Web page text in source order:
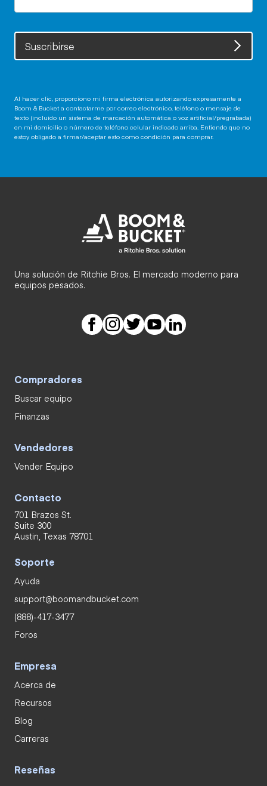
Suscribirse
Al hacer clic, proporciono mi firma electrónica autorizando expresamente a
Boom & Bucket a contactarme por correo electrónico, teléfono o mensaje de
texto (incluido un sistema de marcación automática o voz artificial/pregrabada)
en mi domicilio o número de teléfono celular indicado arriba. Entiendo que no
estoy obligado a firmar/aceptar esto como condición para comprar.
Una solución de Ritchie Bros. El mercado moderno para
equipos pesados.
Compradores
Buscar equipo
Finanzas
Vendedores
Vender Equipo
Contacto
701 Brazos St.
Suite 300
Austin, Texas 78701
Soporte
Ayuda
support@boomandbucket.com
(888)-417-3477
Foros
Empresa
Acerca de
Recursos
Blog
Carreras
Reseñas